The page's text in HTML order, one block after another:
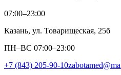
07:00–23:00
Казань, ул. Товарищеская, 25б
ПН–ВС 07:00–23:00
+7 (843) 205-90-10